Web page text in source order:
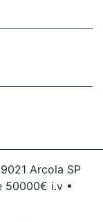
Arcola SP
50000€ i.v •